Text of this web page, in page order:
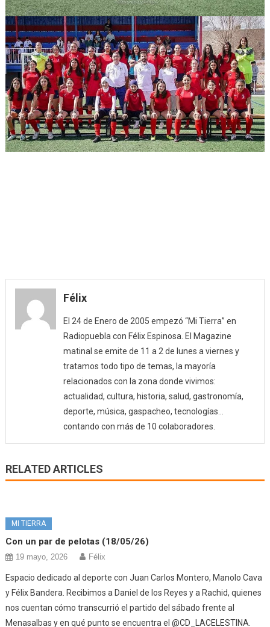
Félix
El 24 de Enero de 2005 empezó “Mi Tierra” en
Radiopuebla con Félix Espinosa. El Magazine
matinal se emite de 11 a 2 de lunes a viernes y
tratamos todo tipo de temas, la mayoría
relacionados con la zona donde vivimos:
actualidad, cultura, historia, salud, gastronomía,
deporte, música, gaspacheo, tecnologías…
contando con más de 10 colaboradores.
RELATED ARTICLES
MI TIERRA
Con un par de pelotas (18/05/26)
19 mayo, 2026 Félix
Espacio dedicado al deporte con Juan Carlos Montero, Manolo Cava
y Félix Bandera. Recibimos a Daniel de los Reyes y a Rachid, quienes
nos cuentan cómo transcurrió el partido del sábado frente al
Menasalbas y en qué punto se encuentra el @CD_LACELESTINA.